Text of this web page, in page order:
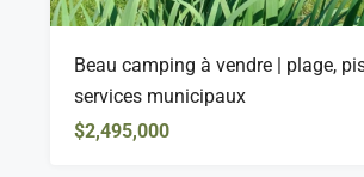
Beau camping à vendre | plage,
services municipaux
$2,495,000